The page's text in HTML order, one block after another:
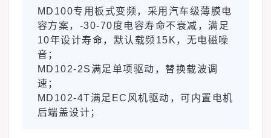
MD100专用板式变频，采用汽车级薄膜电
容方案，-30-70度电容寿命不衰减，满足
10年设计寿命，默认载频15K，无电磁噪
音；
MD102-2S满足单项驱动，替换载波调
速；
MD102-4T满足EC风机驱动，可内置电机
后端盖设计；